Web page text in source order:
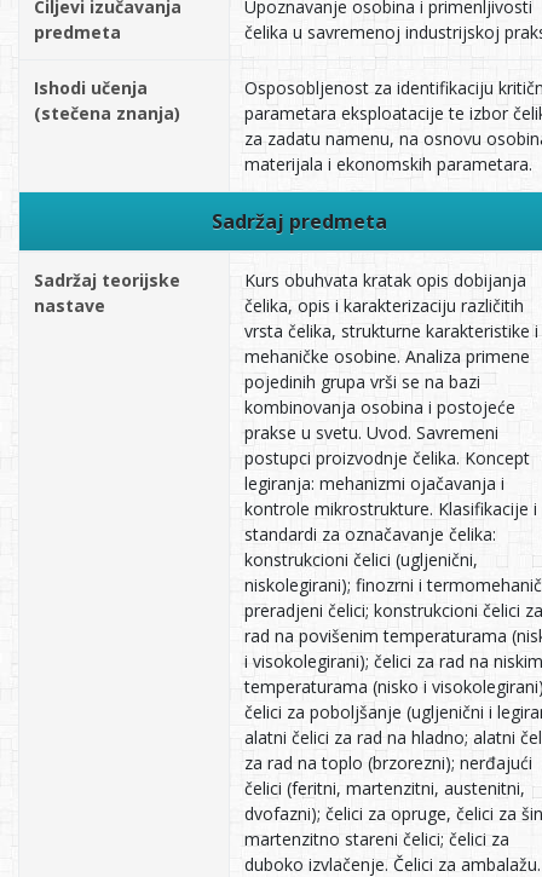
Ciljevi izučavanja
predmeta
Upoznavanje osobina i primenljivosti
čelika u savremenoj industrijskoj
Ishodi učenja
(stečena znanja)
Osposobljenost za identifikaciju
parametara eksploatacije te izbor
za zadatu namenu, na osnovu
materijala i ekonomskih parametara.
Sadržaj predmeta
Sadržaj teorijske
nastave
Kurs obuhvata kratak opis dobijanja
čelika, opis i karakterizaciju različitih
vrsta čelika, strukturne karakteristike i
mehaničke osobine. Analiza primene
pojedinih grupa vrši se na bazi
kombinovanja osobina i postojeće
prakse u svetu. Uvod. Savremeni
postupci proizvodnje čelika. Koncept
legiranja: mehanizmi ojačavanja i
kontrole mikrostrukture. Klasifikacije i
standardi za označavanje čelika:
konstrukcioni čelici (ugljenični,
niskolegirani); finozrni i
preradjeni čelici; konstrukcioni čelici za
rad na povišenim temperaturama
i visokolegirani); čelici za rad na niskim
temperaturama (nisko i
čelici za poboljšanje (ugljenični i
alatni čelici za rad na hladno; alatni
za rad na toplo (brzorezni); nerđajući
čelici (feritni, martenzitni, austenitni,
dvofazni); čelici za opruge, čelici za
martenzitno stareni čelici; čelici za
duboko izvlačenje. Čelici za ambalažu.